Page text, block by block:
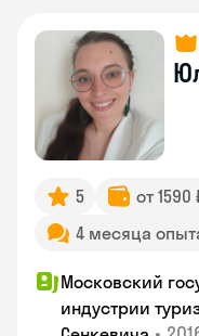
5
от
4 месяца
Московский
индустрии